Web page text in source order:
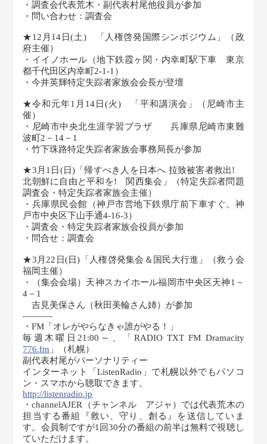
・調査会代表荒木・副代表村尾他役員が参加
・問い合わせ：調査会
★12月14日(土) 「人権啓発国際シンポジウム」（政
府主催）
・イイノホール（地下鉄霞ヶ関・内幸町駅下車 東京
都千代田区内幸町2-1-1）
・今井英輝特定失踪者家族会会長が登壇
★令和元年1月14日(火) 「平和講演会」（尼崎市主
催）
・尼崎市中央北生涯学習プラザ 兵庫県尼崎市東難
波町2－14－1
・竹下珠路特定失踪者家族会事務局長が参加
★3月1日(日)「帰すべき人を日本へ 拉致被害者救出!
北朝鮮に自由と平和を! 関西集会」（特定失踪者問題
調査会・特定失踪者家族会主催）
・兵庫県民会館（神戸市営地下鉄県庁前下車すぐ。神
戸市中央区下山手通4-16-3）
・調査会・特定失踪者家族会役員が参加
・問合せ：調査会
★3月22日(日)「人権啓発集会＆国民大行進」（救う会
福岡主催）
・（集会会場）天神スカイホール福岡市中央区天神1－
4－1
吉見美保さん（秋田美輪さん姉）が参加
———-
・FM「オレがやらなきゃ誰がやる！」
毎週木曜日21:00～、「RADIO TXT FM Dramacity
776.fm 」（札幌）
副代表村尾がパーソナリティー
インターネット「ListenRadio」で札幌以外でもパソコ
ン・スマホから聴取できます。
http://listenradio.jp
・channelAJER（チャンネル アジャ）では代表荒木の
担当する番組『救い、守り、創る』を送信していま
す。会員制ですが1回30分の番組の前半は無料で視聴し
ていただけます。